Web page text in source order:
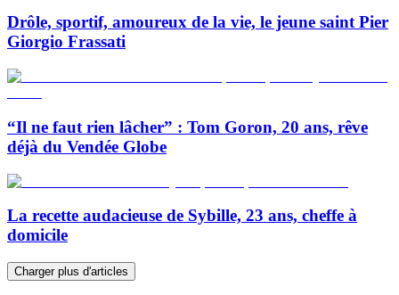
Drôle, sportif, amoureux de la vie, le jeune saint Pier
Giorgio Frassati
“Il ne faut rien lâcher” : Tom Goron, 20 ans, rêve
déjà du Vendée Globe
La recette audacieuse de Sybille, 23 ans, cheffe à
domicile
Charger plus d'articles